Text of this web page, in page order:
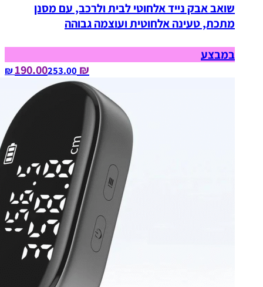
שואב אבק נייד אלחוטי לבית ולרכב, עם מסנן
מתכת, טעינה אלחוטית ועוצמה גבוהה
במבצע
₪ 190.00
253.00‏ ₪